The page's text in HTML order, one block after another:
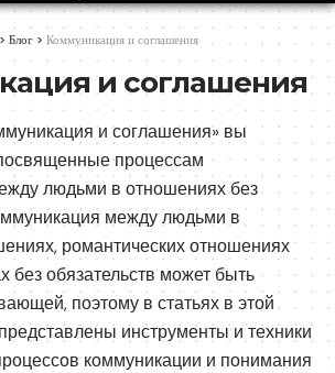
> Блог > Коммуникация и соглашения
и соглашения
и соглашения» вы
процессам
людьми в отношениях без
между людьми в
романтических отношениях
без обязательств может быть
поэтому в статьях в этой
инструменты и техники
коммуникации и понимания